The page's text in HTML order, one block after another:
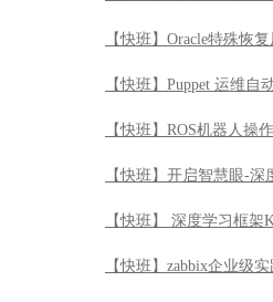
【快班】Oracle特殊恢
【快班】Puppet 运维自
【快班】ROS机器人操
【快班】开启智慧眼-
【快班】 深度学习框架
【快班】zabbix企业级